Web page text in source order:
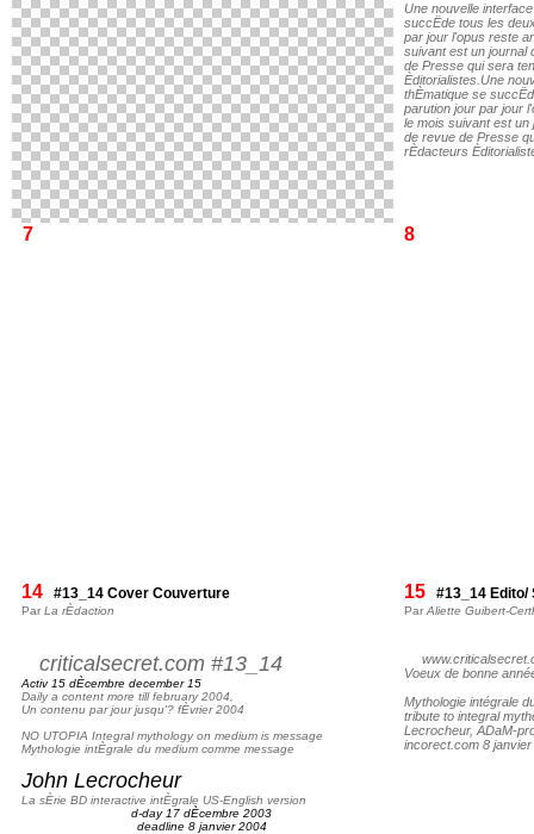
Une nouvelle
succËde tous les
par jour l'opus reste
suivant est un journal
de Presse qui sera
Èditorialistes.Une
thÈmatique se
parution jour par jour
le mois suivant est un
de revue de Presse
rÈdacteurs
7 8
14 #13_14 Cover Couverture
Par La rÈdaction
criticalsecret.com #13_14
Activ 15 dÈcembre december 15
Daily a content more till february 2004,
Un contenu par jour jusqu'? fÈvrier 2004
NO UTOPIA Integral mythology on medium is message
Mythologie intÈgrale du medium comme message
John Lecrocheur
La sÈrie BD interactive intÈgrale US-English version
d-day 17 dÈcembre 2003
deadline 8 janvier 2004
15 #13_14
Par Aliette Guibert-
Voeux de bonne
Mythologie intégrale
tribute to integral
Lecrocheur, ADaM-
incorect.com 8